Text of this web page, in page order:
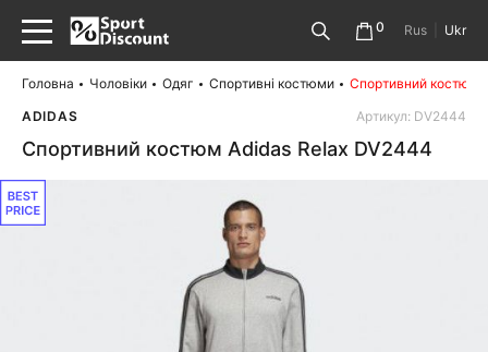
0 Rus Ukr
Головна Чоловіки Одяг Спортивні костюми
Спортивний костюм
ADIDAS
Артикул: DV2444
Спортивний костюм Adidas Relax DV2444